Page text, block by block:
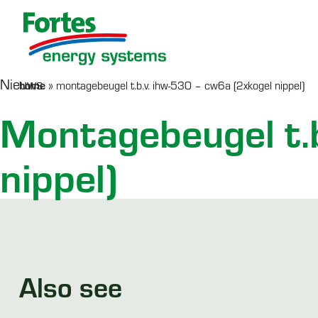
PRODUCTEN
Afleverset
home » montagebeugel t.b.v. ihw-530 – cw6a (2xkogel nippel)
Nieuws
Montagebeugel
nippel)
Also see